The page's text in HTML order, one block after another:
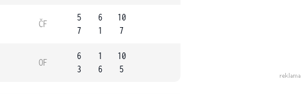
ČF
5
7
6
1
10
7
OF
6
3
1
6
10
5